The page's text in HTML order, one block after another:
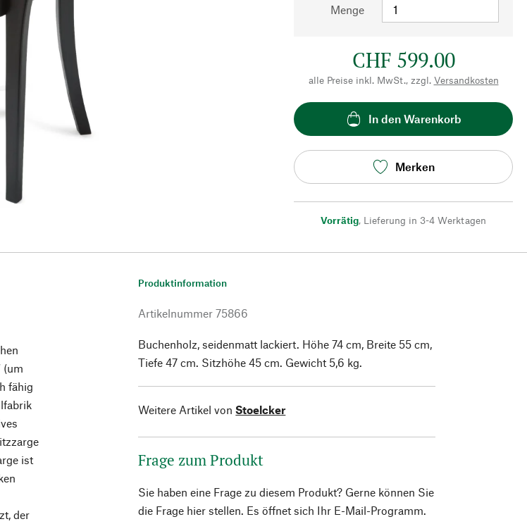
Menge
CHF 599.00
alle Preise inkl. MwSt., zzgl. Versandkosten
In den Warenkorb
Merken
Vorrätig, Lieferung in 3-4 Werktagen
(um
fähig
ist
der
Produktinformation
Artikelnummer 75866
Buchenholz, seidenmatt lackiert. Höhe 74 cm, Breite 55 cm,
Tiefe 47 cm. Sitzhöhe 45 cm. Gewicht 5,6 kg.
Weitere Artikel von Stoelcker
Frage zum Produkt
Sie haben eine Frage zu diesem Produkt? Gerne können Sie
die Frage hier stellen. Es öffnet sich Ihr E-Mail-Programm.